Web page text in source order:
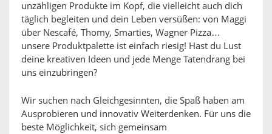
unzähligen Produkte im Kopf, die vielleicht auch dich
täglich begleiten und dein Leben versüßen: von Maggi
über Nescafé, Thomy, Smarties, Wagner Pizza…
unsere Produktpalette ist einfach riesig! Hast du Lust
deine kreativen Ideen und jede Menge Tatendrang bei
uns einzubringen?
Wir suchen nach Gleichgesinnten, die Spaß haben am
Ausprobieren und innovativ Weiterdenken. Für uns die
beste Möglichkeit, sich gemeinsam